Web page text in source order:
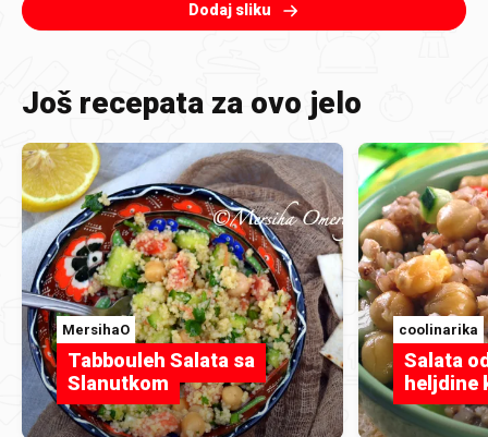
Dodaj sliku
Još recepata za ovo jelo
MersihaO
Tabbouleh Salata sa
Slanutkom
coolinarika
Salata
heljdine